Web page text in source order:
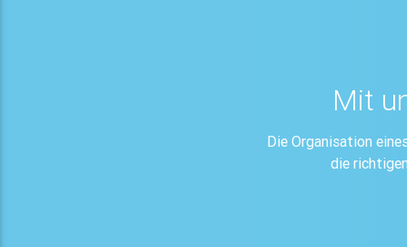
Mit
Die Organisation
die